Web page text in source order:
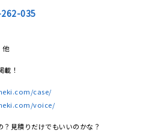
035
他
載！
case/
voice/
見積りだけでもいいのかな？